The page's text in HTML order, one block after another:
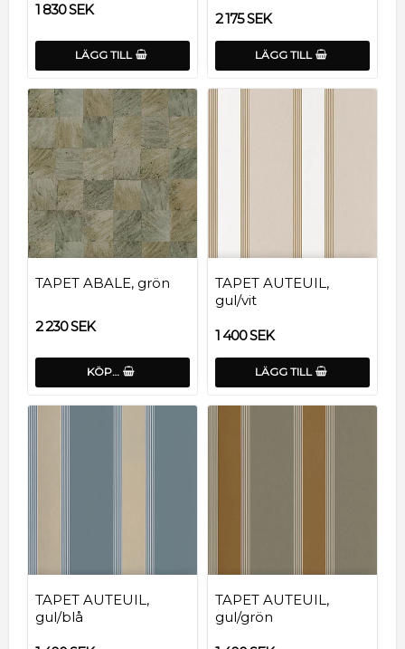
1 830 SEK
LÄGG TILL
2 175 SEK
LÄGG TILL
TAPET ABALE, grön
2 230 SEK
KÖP…
TAPET AUTEUIL,
gul/vit
1 400 SEK
LÄGG TILL
TAPET AUTEUIL,
gul/blå
TAPET AUTEUIL,
gul/grön